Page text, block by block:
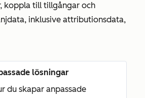
koppla till tillgångar och
inklusive attributionsdata,
lösningar
du skapar anpassade